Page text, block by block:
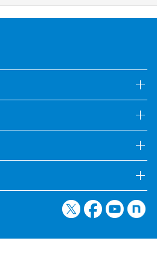
X（旧Twitter）
Facebook